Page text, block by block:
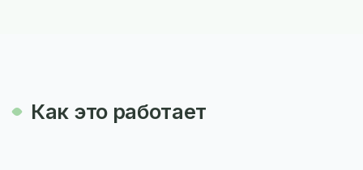
Как это работает